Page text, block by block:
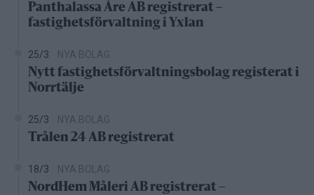
Panthalassa Åre AB registrerat –
fastighetsförvaltning i Yxlan
25/3 NYA BOLAG
Nytt fastighetsförvaltningsbolag registerat i
Norrtälje
25/3 NYA BOLAG
Trålen 24 AB registrerat
18/3 NYA BOLAG
NordHem Måleri AB registrerat –